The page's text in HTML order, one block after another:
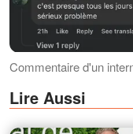
Commentaire d'un
Lire Aussi